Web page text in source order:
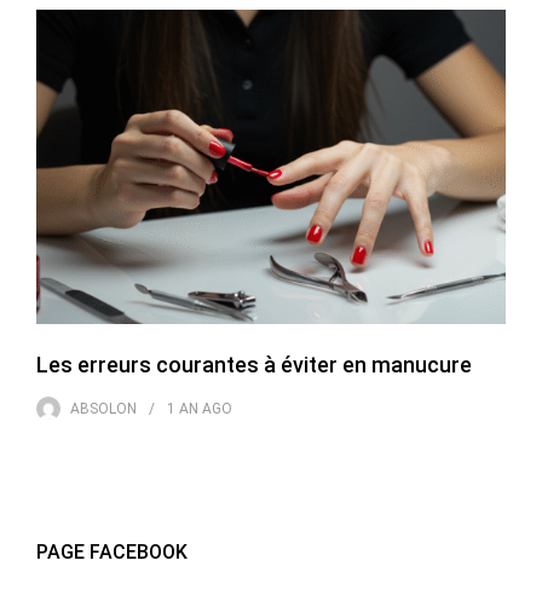
Les erreurs courantes à éviter en manucure
ABSOLON 1 AN AGO
PAGE FACEBOOK